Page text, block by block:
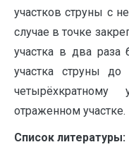
участков струны с
случае в точке
участка в два раза
участка струны
отраженном участке.
Список литературы: